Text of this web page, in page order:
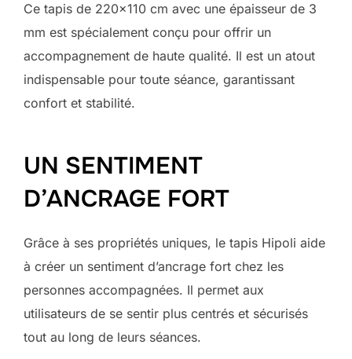
Ce tapis de 220×110 cm avec une épaisseur de 3
mm est spécialement conçu pour offrir un
accompagnement de haute qualité. Il est un atout
indispensable pour toute séance, garantissant
confort et stabilité.
UN SENTIMENT
D’ANCRAGE FORT
Grâce à ses propriétés uniques, le tapis Hipoli aide
à créer un sentiment d’ancrage fort chez les
personnes accompagnées. Il permet aux
utilisateurs de se sentir plus centrés et sécurisés
tout au long de leurs séances.